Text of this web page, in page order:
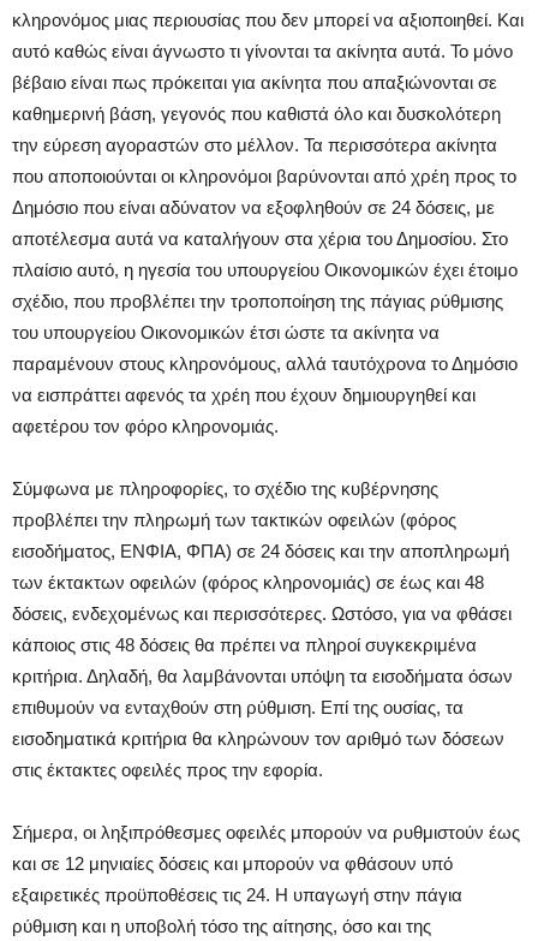
κληρονόμος μιας περιουσίας που δεν μπορεί να αξιοποιηθεί. Και
αυτό καθώς είναι άγνωστο τι γίνονται τα ακίνητα αυτά. Το μόνο
βέβαιο είναι πως πρόκειται για ακίνητα που απαξιώνονται σε
καθημερινή βάση, γεγονός που καθιστά όλο και δυσκολότερη
την εύρεση αγοραστών στο μέλλον. Τα περισσότερα ακίνητα
που αποποιούνται οι κληρονόμοι βαρύνονται από χρέη προς το
Δημόσιο που είναι αδύνατον να εξοφληθούν σε 24 δόσεις, με
αποτέλεσμα αυτά να καταλήγουν στα χέρια του Δημοσίου. Στο
πλαίσιο αυτό, η ηγεσία του υπουργείου Οικονομικών έχει έτοιμο
σχέδιο, που προβλέπει την τροποποίηση της πάγιας ρύθμισης
του υπουργείου Οικονομικών έτσι ώστε τα ακίνητα να
παραμένουν στους κληρονόμους, αλλά ταυτόχρονα το Δημόσιο
να εισπράττει αφενός τα χρέη που έχουν δημιουργηθεί και
αφετέρου τον φόρο κληρονομιάς.
Σύμφωνα με πληροφορίες, το σχέδιο της κυβέρνησης
προβλέπει την πληρωμή των τακτικών οφειλών (φόρος
εισοδήματος, ΕΝΦΙΑ, ΦΠΑ) σε 24 δόσεις και την αποπληρωμή
των έκτακτων οφειλών (φόρος κληρονομιάς) σε έως και 48
δόσεις, ενδεχομένως και περισσότερες. Ωστόσο, για να φθάσει
κάποιος στις 48 δόσεις θα πρέπει να πληροί συγκεκριμένα
κριτήρια. Δηλαδή, θα λαμβάνονται υπόψη τα εισοδήματα όσων
επιθυμούν να ενταχθούν στη ρύθμιση. Επί της ουσίας, τα
εισοδηματικά κριτήρια θα κληρώνουν τον αριθμό των δόσεων
στις έκτακτες οφειλές προς την εφορία.
Σήμερα, οι ληξιπρόθεσμες οφειλές μπορούν να ρυθμιστούν έως
και σε 12 μηνιαίες δόσεις και μπορούν να φθάσουν υπό
εξαιρετικές προϋποθέσεις τις 24. Η υπαγωγή στην πάγια
ρύθμιση και η υποβολή τόσο της αίτησης, όσο και της